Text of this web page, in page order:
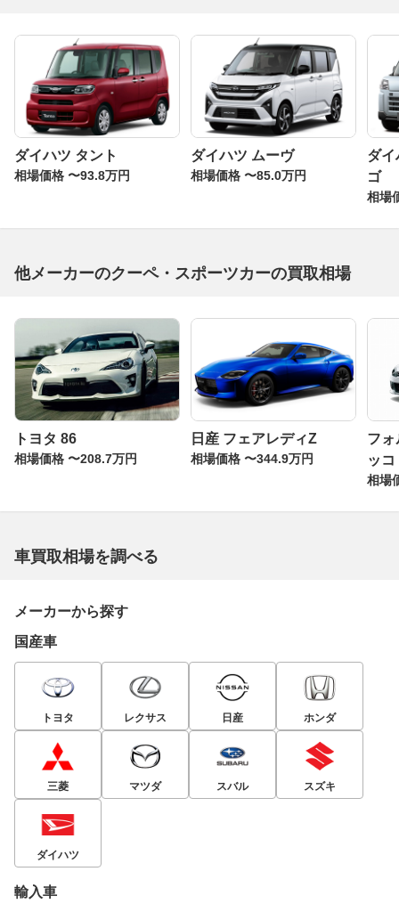
ダイハツ タント
相場価格 〜93.8万円
ダイハツ ムーヴ
相場価格 〜85.0万円
ダイ
ゴ
相場
他メーカーのクーペ・スポーツカーの買取相場
トヨタ 86
相場価格 〜208.7万円
日産 フェアレディZ
相場価格 〜344.9万円
フォ
ッコ
相場
車買取相場を調べる
メーカーから探す
国産車
トヨタ レクサス 日産 ホンダ
三菱 マツダ スバル スズキ
ダイハツ
輸入車